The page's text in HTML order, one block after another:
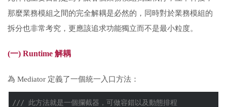
那麼業務模組之間的完全解耦是必然的，同時對於業務模組的
拆分也非常考究，更應該追求功能獨立而不是最小粒度。
(一) Runtime 解耦
為 Mediator 定義了一個統一入口方法：
/// 此方法就是一個攔截器，可做容錯以及動態排程